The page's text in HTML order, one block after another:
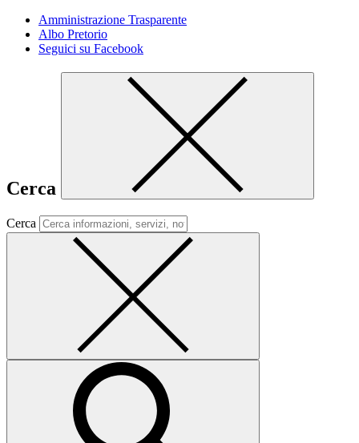
Amministrazione Trasparente
Albo Pretorio
Seguici su Facebook
Cerca
Cerca